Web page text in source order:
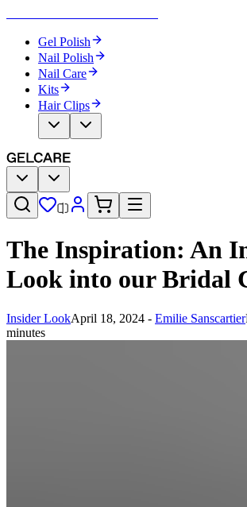
Gel Polish
Nail Polish
Nail Care
Kits
Hair Clips
The Inspiration: An
Look into our Bridal Capsule​​​​‌
Insider LookApril 18, 2024 - Emilie Sanscartier​​​​‌ ‍ ​‍​‍‌‍ ‌ ​‍‌‍‍‌‌‍‌ ‌‍‍‌‌‍ ‍​‍​‍​ ‍‍​‍​‍‌ ​ ‌‍​‌‌‍ ‍‌‍‍‌‌ ‌​‌ ‍‌​‍ ‍‌‍‍‌‌‍ ​‍​‍​‍ ​​‍​‍‌‍‍​‌ ​‍‌‍‌‌‌‍‌‍​‍​‍​ ‍‍​‍​‍‌‍‍​‌ ‌​‌ ‌​‌ ​​‌ ​ ​ ‍‍​‍ ​‍ ‌‍‌ ‌‍‌‌‌‍ ​‌‍​ ‌‍​‌‌ ​‍‌‍‌‌​‍ ‍‌ ​ ‌‍​‌‌‍ ‍‌‍‍‌‌ ‌​‌ ‍‌​‍ ‍‌ ​ ‌ ‌​‌ ‌‌‌‍‌​‌‍‍‌‌‍ ​‍ ‌‍‍‌‌‍ ‍‌ ‌​‌‍‌‌‌‍ ‍‌ ‌​​‍ ‌‍‌‌‌‍‌​‌‍‍‌‌ ‌​​‍ ‌‍ ‌‌‍ ‌‍‌​‌‍‌‌​ ‌‌ ​​‌ ​‍‌‍‌‌‌ ​ ‌‍‌‌‌‍ ‍‌ ‌​‌‍​‌‌ ‌​‌‍‍‌‌‍ ‌‍ ‍​ ‍ ‌‍‍‌‌‍‌​​ ‌​ ‌‌‌‍​‌‌‍‌‌​ ‌‍‌‍‌‌‌‍​‌​ ​​​ ‍​​‍ ‌‌‍​‍‌‍‌​‌‍‌‌​ ‍‌​‍ ‌​ ‌​​ ‌ ‌‍​‌​ ​ ​‍ ‌​ ‍‌​ ​​​ ‍‌​ ‍​​‍ ‌​ ​‌‌‍​‌‌‍‌​​ ‌ ‌‍‌‍​ ‍​‌‍‌‌​ ‌‌​ ​‍‌‍‌​‌‍‌‍​ ‌‌​ ‍ ‌ ‌​‌ ‍‌‌ ​​‌‍‌‌​ ‌‌‍​‌‌ ‌‌‌ ‌​‌‍‍​‌‍ ‌ ​‍​ ‍ ‌ ​​‌‍​‌‌ ‌​‌‍‍​​ ‌‌‍ ‍‌‍​‌‌‍ ‌‌‍‌‌​ ‌‍​‍‌‍​‌‌ ​ ‌‍‌‌‌‌‌‌‌ ​‍‌‍ ​​ ‌‌‍‍​‌ ‌​‌ ‌​‌ ​​‌ ​ ​‍‌‌​ ​ ‌​​‌​‍‌‌​ ​‍‌​‌‍​‍‌‌​ ​‍‌​‌‍‌‍‌ ‌‍‌‌‌‍ ​‌‍​ ‌‍​‌‌ ​‍‌‍‌‌​‍ ‍‌ ​ ‌‍​‌‌‍ ‍‌‍‍‌‌ ‌​‌ ‍‌​‍ ‍‌ ​ ‌ ‌​‌ ‌‌‌‍‌​‌‍‍‌‌‍ ​‍‌‍‌‍‍‌‌‍‌​​ ‌​ ‌‌‌‍​‌‌‍‌‌​ ‌‍‌‍‌‌‌‍​‌​ ​​​ ‍​​‍ ‌‌‍​‍‌‍‌​‌‍‌‌​ ‍‌​‍ ‌​ ‌​​ ‌ ‌‍​‌​ ​ ​‍ ‌​ ‍‌​ ​​​ ‍‌​ ‍​​‍ ‌​ ​‌‌‍​‌‌‍‌​​ ‌ ‌‍‌‍​ ‍​‌‍‌‌​ ‌‌​ ​‍‌‍‌​‌‍‌‍​ ‌‌​‍‌‍‌ ‌​‌ ‍‌‌ ​​‌‍‌‌​ ‌‌‍​‌‌ ‌‌‌ ‌​‌‍‍​‌‍ ‌ ​‍​‍‌‍‌ ​​‌‍​‌‌ ‌​‌‍‍​​ ‌‌‍ ‍‌‍​‌‌‍ ‌‌‍‌‌​‍‌‍‌ ​​‌‍‌‌‌ ​‍‌ ​ ‌ ​​‌‍‌‌‌‍​ ‌ ‌​‌‍‍‌‌ ‌‍‌‍‌‌​ ‌‌ ​​‌ ‌‌‌‍​‍‌‍ ​‌‍‍‌‌ ​ ‌‍‍​‌‍‌‌‌‍‌​​‍​‍‌ ‌
minutes